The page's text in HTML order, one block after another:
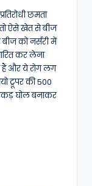
छमता
ऐसे खेत से बीज
को नर्सरी में
कर लेना
और ये रोग लग
ट्रूपर की 500
एकड़ घोल बनाकर